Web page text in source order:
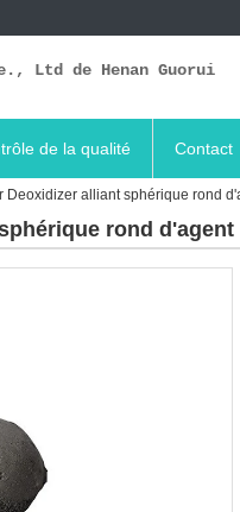
Ltd de Henan Guorui
de la qualité Contact
Deoxidizer alliant sphérique rond
rond d'agent